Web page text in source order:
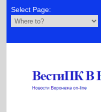
Select Page: